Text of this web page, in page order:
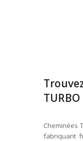
Cheminées
fabriquant